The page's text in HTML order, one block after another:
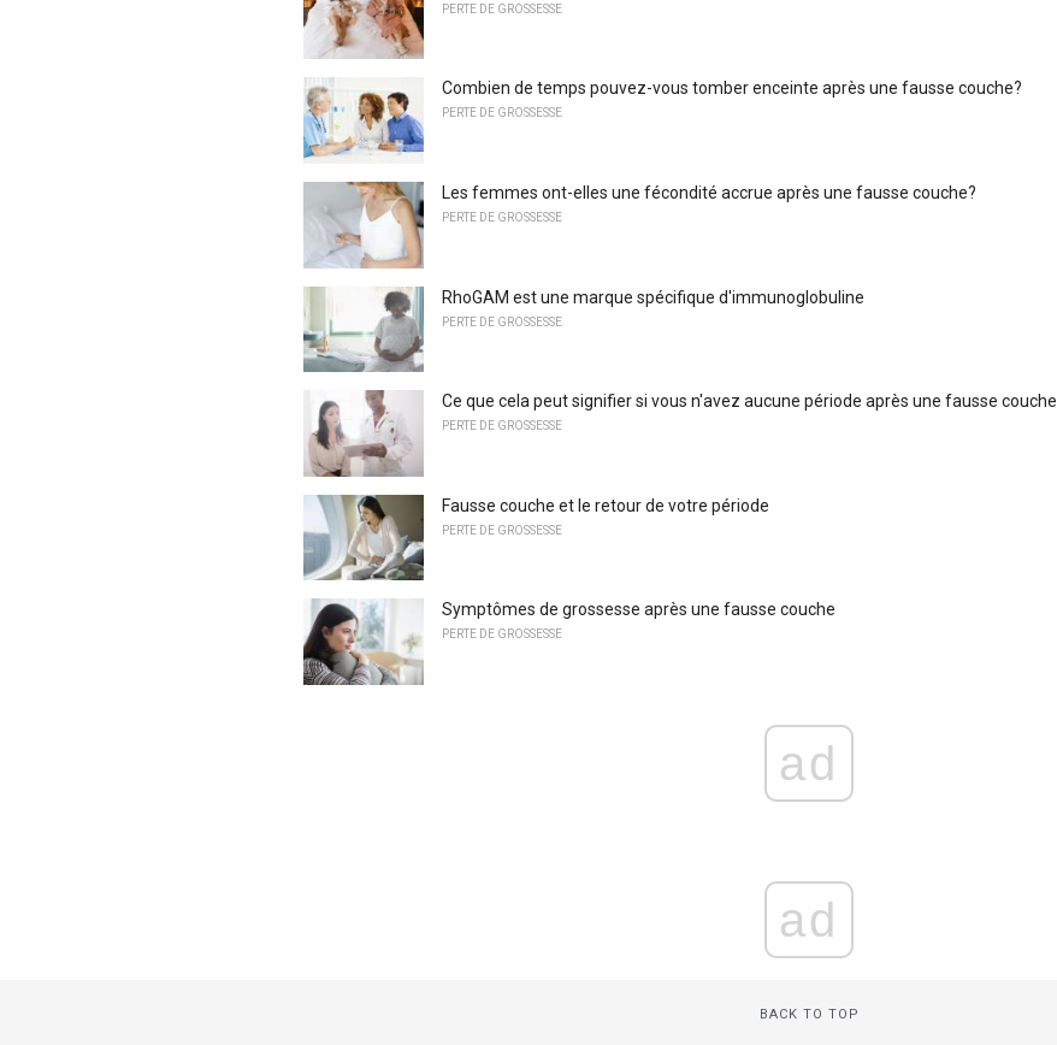
PERTE DE GROSSESSE
Combien de temps pouvez-vous tomber enceinte après une fausse couche?
PERTE DE GROSSESSE
Les femmes ont-elles une fécondité accrue après une fausse couche?
PERTE DE GROSSESSE
RhoGAM est une marque spécifique d'immunoglobuline
PERTE DE GROSSESSE
Ce que cela peut signifier si vous n'avez aucune période après une fausse couche
PERTE DE GROSSESSE
Fausse couche et le retour de votre période
PERTE DE GROSSESSE
Symptômes de grossesse après une fausse couche
PERTE DE GROSSESSE
ad
ad
BACK TO TOP